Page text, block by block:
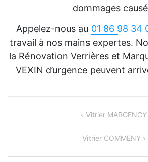
dommages
Appelez-nous au 01 86 98 34
travail à nos mains expertes.
la Rénovation Verrières et
VEXIN d’urgence peuvent
Vitrier MARGENCY
Vitrier COMMENY